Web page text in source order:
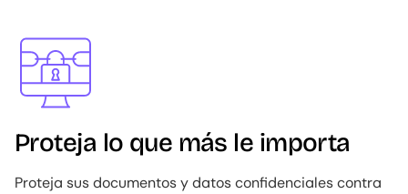
Image
Proteja lo que más le importa
Proteja sus documentos y datos confidenciales contra